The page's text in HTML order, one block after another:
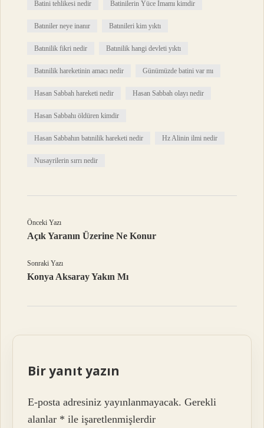
Batini tehlikesi nedir Batinilerin Yüce İmamı kimdir
Batıniler neye inanır Batınileri kim yıktı
Batınilik fikri nedir Batınilik hangi devleti yıktı
Batınilik hareketinin amacı nedir Günümüzde batini var mı
Hasan Sabbah hareketi nedir Hasan Sabbah olayı nedir
Hasan Sabbahı öldüren kimdir
Hasan Sabbahın batınilik hareketi nedir Hz Alinin ilmi nedir
Nusayrilerin sırrı nedir
Önceki Yazı
Açık Yaranın Üzerine Ne Konur
Sonraki Yazı
Konya Aksaray Yakın Mı
Bir yanıt yazın
E-posta adresiniz yayınlanmayacak. Gerekli
alanlar * ile işaretlenmişlerdir